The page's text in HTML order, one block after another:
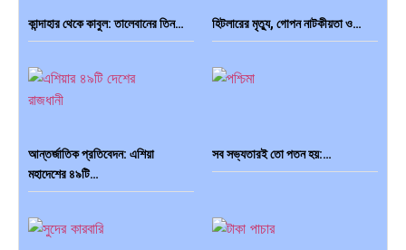
কান্দাহার থেকে কাবুল: তালেবানের তিন… হিটলারের মৃত্যু, গোপন নাটকীয়তা ও…
আন্তর্জাতিক প্রতিবেদন: এশিয়া
মহাদেশের ৪৯টি…
সব সভ্যতারই তো পতন হয়:…